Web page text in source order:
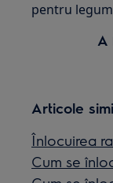
pentru
A
Articole
Înlocuirea
Cum se